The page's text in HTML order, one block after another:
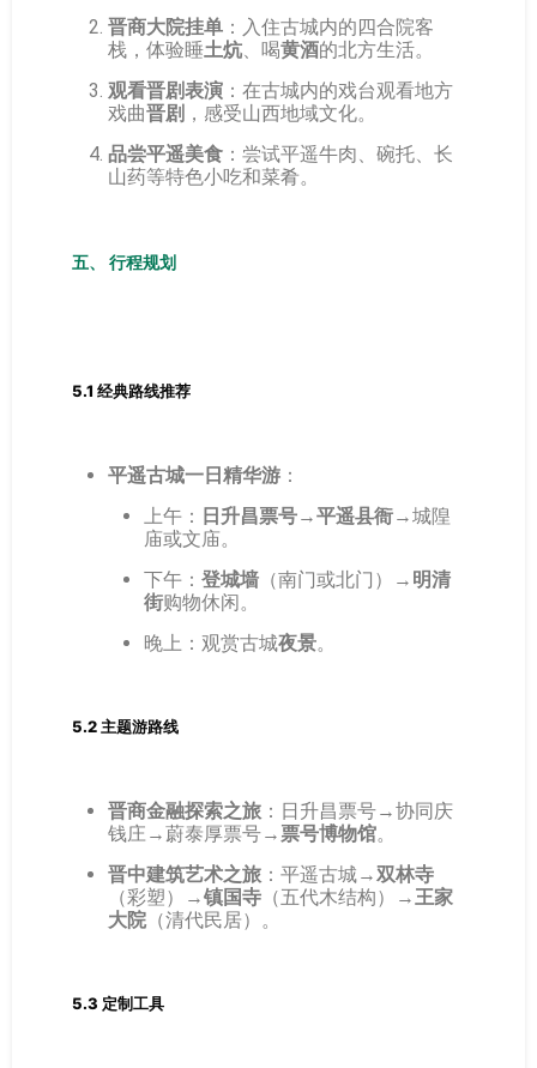
晋商大院挂单 ：入住古城内的四合院客
栈，体验睡土炕、喝黄酒的北方生活。
观看晋剧表演 ：在古城内的戏台观看地方
戏曲晋剧 ，感受山西地域文化。
品尝平遥美食 ：尝试平遥牛肉、碗托、长
山药等特色小吃和菜肴。
五、 行程规划
5.1 经典路线推荐
平遥古城一日精华游 ：
上午： 日升昌票号→平遥县衙→城隍
庙或文庙。
下午： 登城墙 （南门或北门）→ 明清
街购物休闲。
晚上：观赏古城夜景。
5.2 主题游路线
晋商金融探索之旅 ：日升昌票号→协同庆
钱庄→蔚泰厚票号→ 票号博物馆。
晋中建筑艺术之旅 ：平遥古城→双林寺
（彩塑）→镇国寺 （五代木结构）→王家
大院 （清代民居）。
5.3 定制工具